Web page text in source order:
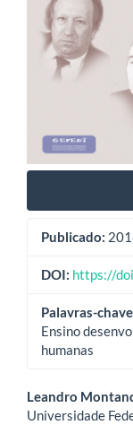
Publicado:
DOI: https://
Palavras-
Ensino
humanas
Leandro
Universidade